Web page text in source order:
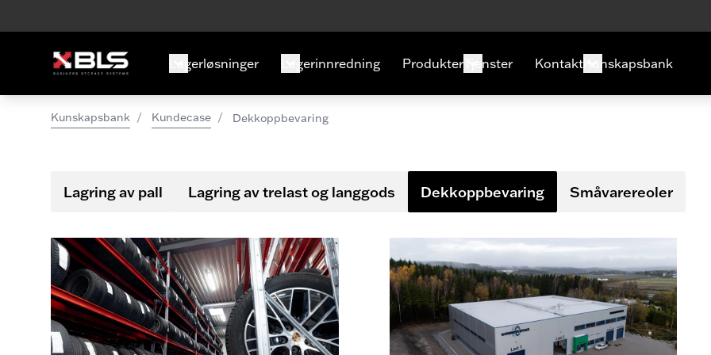
Lagerløsninger Lagerinnredning Produkter Tjenster Kontakt Kunskapsbank
Kunskapsbank / Kundecase / Dekkoppbevaring
Lagring av pall Lagring av trelast og langgods Dekkoppbevaring Småvarereoler